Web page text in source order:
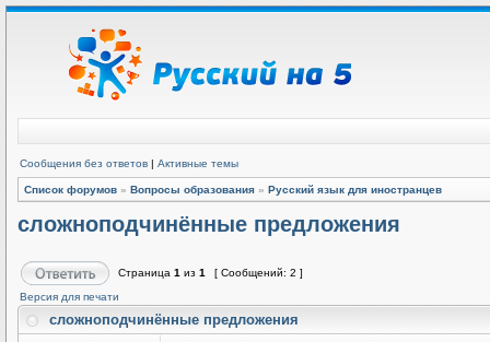
Сообщения без ответов | Активные темы
Список форумов » Вопросы образования » Русский язык для иностранцев
сложноподчинённые предложения
Страница 1 из 1
[ Сообщений: 2 ]
Версия для печати
сложноподчинённые предложения